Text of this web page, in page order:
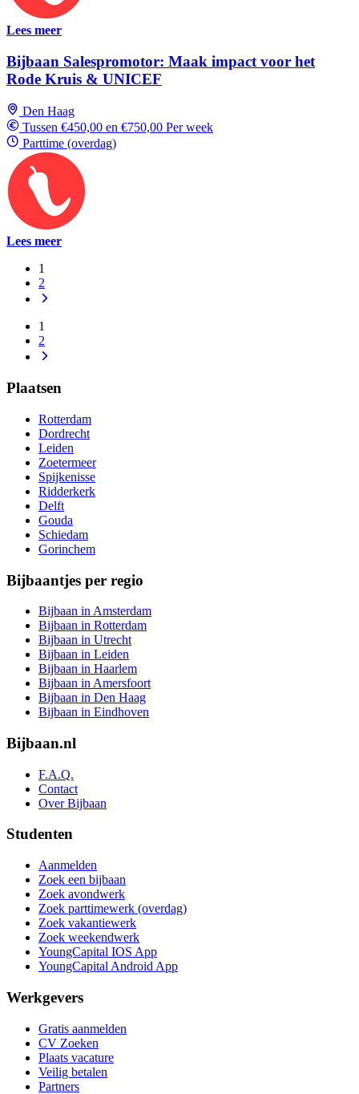
Lees meer
Bijbaan Salespromotor: Maak impact voor het
Rode Kruis & UNICEF
Den Haag
Tussen €450,00 en €750,00 Per week
Parttime (overdag)
Lees meer
1
2
1
2
Plaatsen
Rotterdam
Dordrecht
Leiden
Zoetermeer
Spijkenisse
Ridderkerk
Delft
Gouda
Schiedam
Gorinchem
Bijbaantjes per regio
Bijbaan in Amsterdam
Bijbaan in Rotterdam
Bijbaan in Utrecht
Bijbaan in Leiden
Bijbaan in Haarlem
Bijbaan in Amersfoort
Bijbaan in Den Haag
Bijbaan in Eindhoven
Bijbaan.nl
F.A.Q.
Contact
Over Bijbaan
Studenten
Aanmelden
Zoek een bijbaan
Zoek avondwerk
Zoek parttimewerk (overdag)
Zoek vakantiewerk
Zoek weekendwerk
YoungCapital IOS App
YoungCapital Android App
Werkgevers
Gratis aanmelden
CV Zoeken
Plaats vacature
Veilig betalen
Partners